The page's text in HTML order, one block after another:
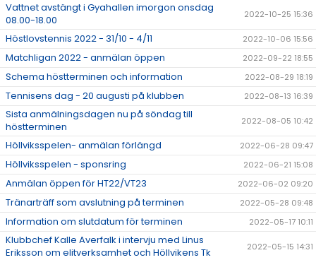
Vattnet avstängt i Gyahallen imorgon onsdag
08.00-18.00
2022-10-25 15:36
Höstlovstennis 2022 - 31/10 - 4/11 2022-10-06 15:56
Matchligan 2022 - anmälan öppen 2022-09-22 18:55
Schema höstterminen och information 2022-08-29 18:19
Tennisens dag - 20 augusti på klubben 2022-08-13 16:39
Sista anmälningsdagen nu på söndag till
höstterminen
2022-08-05 10:42
Höllviksspelen- anmälan förlängd 2022-06-28 09:47
Höllviksspelen - sponsring 2022-06-21 15:08
Anmälan öppen för HT22/VT23 2022-06-02 09:20
Tränarträff som avslutning på terminen 2022-05-28 09:48
Information om slutdatum för terminen 2022-05-17 10:11
Klubbchef Kalle Averfalk i intervju med Linus
Eriksson om elitverksamhet och Höllvikens Tk
2022-05-15 14:31